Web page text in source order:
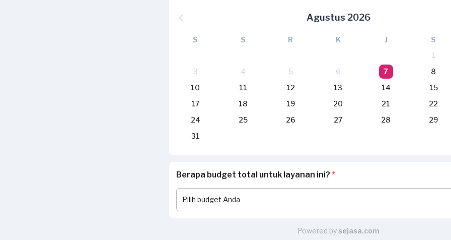
Agustus 2026
S S R K J S
1
3
4 5 6 7 8
10
11 12 13 14 15
17
18 19 20 21 22
24
25 26 27 28 29
31
Berapa budget total untuk layanan ini? *
Powered bysejasa.com